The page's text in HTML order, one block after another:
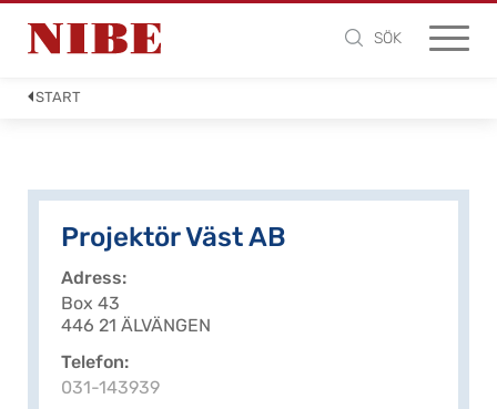
SÖK
START
Projektör Väst AB
Adress
Box 43
446 21 ÄLVÄNGEN
Telefon
031-143939